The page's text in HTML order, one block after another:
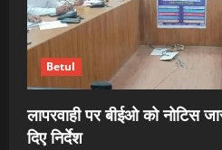
Betul
लापरवाही पर बीईओ को नोटिस
दिए निर्देश